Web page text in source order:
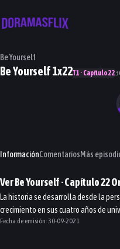
Be Yourself
Be Yourself 1x22T1 · Capítulo 22
InformaciónComentariosMás
VerBe Yourself· Capítulo22
La historia se desarrolla desde la
crecimiento en sus cuatro años de
Fecha de emisión:30-09-2021